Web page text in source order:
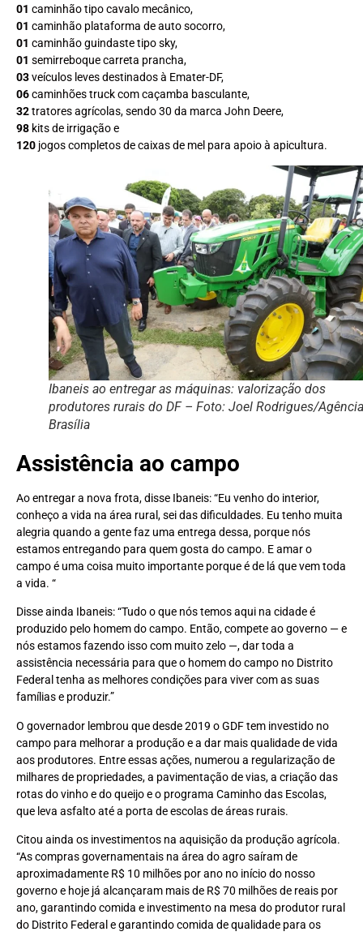
01 caminhão tipo cavalo mecânico,
01 caminhão plataforma de auto socorro,
01 caminhão guindaste tipo sky,
01 semirreboque carreta prancha,
03veículos leves destinados à Emater-DF,
06caminhões truck com caçamba basculante,
32tratores agrícolas, sendo 30 da marca John Deere,
98 kits de irrigação e
120 jogos completos de caixas de mel para apoio à apicultura.
Ibaneis ao entregar as máquinas: valorização dos
produtores rurais do DF – Foto: Joel Rodrigues/Agência
Brasília
Assistência ao campo
Ao entregar a nova frota, disse Ibaneis: “Eu venho do interior,
conheço a vida na área rural, sei das dificuldades. Eu tenho muita
alegria quando a gente faz uma entrega dessa, porque nós
estamos entregando para quem gosta do campo. E amar o
campo é uma coisa muito importante porque é de lá que vem toda
a vida. “
Disse ainda Ibaneis: “Tudo o que nós temos aqui na cidade é
produzido pelo homem do campo. Então, compete ao governo — e
nós estamos fazendo isso com muito zelo —, dar toda a
assistência necessária para que o homem do campo no Distrito
Federal tenha as melhores condições para viver com as suas
famílias e produzir.”
O governador lembrou que desde 2019 o GDF tem investido no
campo para melhorar a produção e a dar mais qualidade de vida
aos produtores. Entre essas ações, numerou a regularização de
milhares de propriedades, a pavimentação de vias, a criação das
rotas do vinho e do queijo e o programa Caminho das Escolas,
que leva asfalto até a porta de escolas de áreas rurais.
Citou ainda os investimentos na aquisição da produção agrícola.
“As compras governamentais na área do agro saíram de
aproximadamente R$ 10 milhões por ano no início do nosso
governo e hoje já alcançaram mais de R$ 70 milhões de reais por
ano, garantindo comida e investimento na mesa do produtor rural
do Distrito Federal e garantindo comida de qualidade para os